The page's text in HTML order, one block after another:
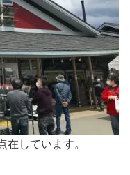
在しています。